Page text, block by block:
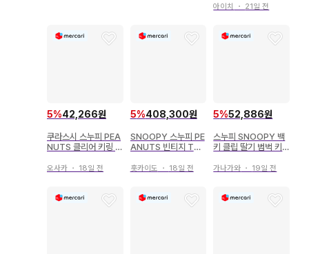
아이치 ・ 21일 전
5%42,266원
쿠라스시 스누피 PEA
NUTS 클리어 키링 S
오사카 ・ 18일 전
5%408,300원
SNOOPY 스누피 PE
ANUTS 빈티지 T셔
홋카이도 ・ 18일 전
5%52,886원
스누피 SNOOPY 백
키 클립 딸기 범벅 키
가나가와 ・ 19일 전